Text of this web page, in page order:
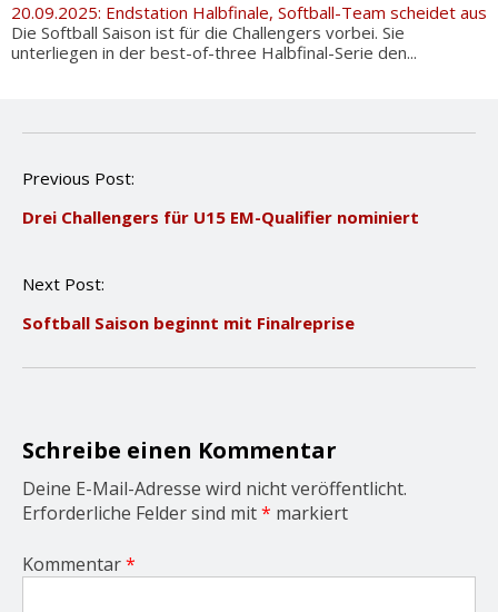
20.09.2025: Endstation Halbfinale, Softball-Team scheidet aus
Die Softball Saison ist für die Challengers vorbei. Sie
unterliegen in der best-of-three Halbfinal-Serie den...
P
s
a
i
o
n
Previous Post:
Drei Challengers für U15 EM-Qualifier nominiert
Next Post:
Softball Saison beginnt mit Finalreprise
Schreibe einen Kommentar
Deine E-Mail-Adresse wird nicht veröffentlicht.
Erforderliche Felder sind mit* markiert
Kommentar*